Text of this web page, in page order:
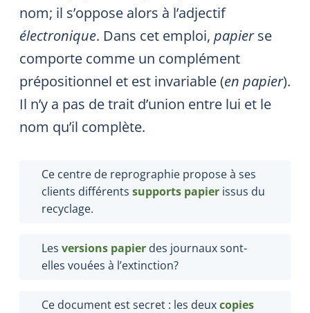
nom; il s’oppose alors à l’adjectif
électronique. Dans cet emploi, papierse
comporte comme un complément
prépositionnel et est invariable (en papier).
Il n’y a pas de trait d’union entre lui et le
nom qu’il complète.
Ce centre de reprographie propose à ses
clients différents supports papier issus du
recyclage.
Les versions papier des journaux sont-
elles vouées à l’extinction?
Ce document estsecret : les deuxcopies